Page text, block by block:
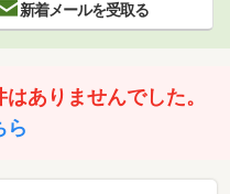
新着メールを受取る
ありませんでした。
ら